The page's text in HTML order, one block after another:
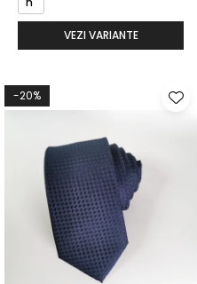
VEZI VARIANTE
-20%